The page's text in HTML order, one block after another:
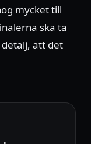
mycket till
ska ta
att det